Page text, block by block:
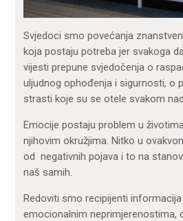
Svjedoci smo povećanja
koja postaju potreba jer svakoga
vijesti prepune svjedočenja o
uljudnog ophođenja i sigurnosti, o
strasti koje su se otele svakom
Emocije postaju problem u
njihovim okružjima. Nitko u
od negativnih pojava i to na
naš samih.
Redoviti smo recipijenti
emocionalnim neprimjerenostima,